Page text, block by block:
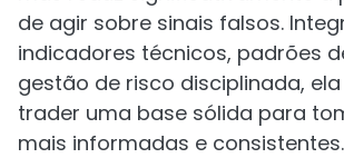
de agir sobre sinais falsos.
indicadores técnicos, padrões
gestão de risco disciplinada,
trader uma base sólida para
mais informadas e consistentes.